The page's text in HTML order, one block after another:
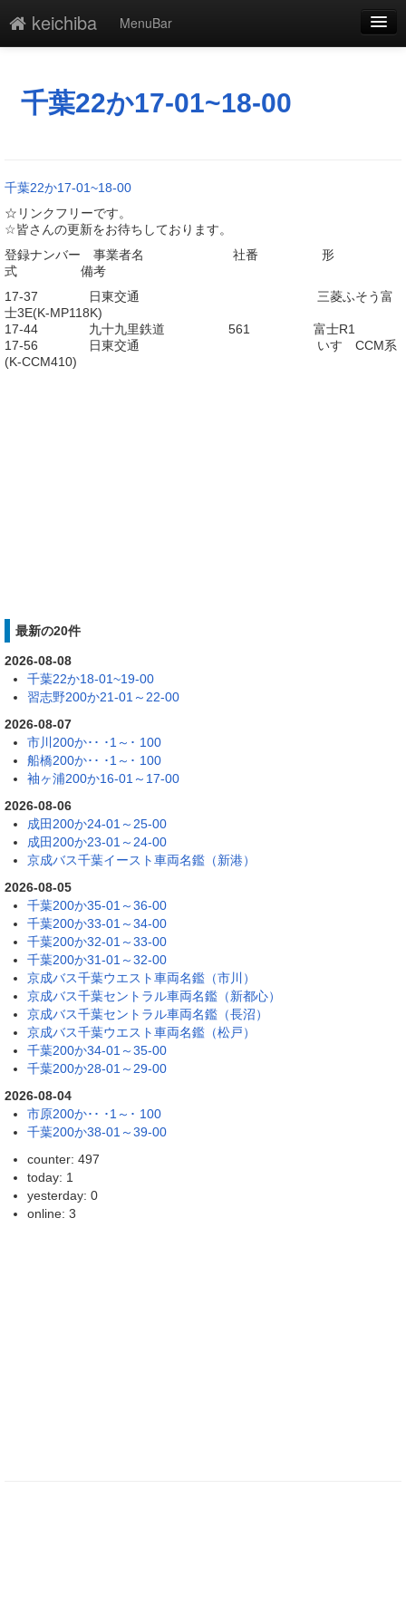
keichiba
MenuBar
添付
最終更新
一覧
単語検索
千葉22か17-01~18-00
千葉22か17-01~18-00
☆リンクフリーです。
☆皆さんの更新をお待ちしております。
登録ナンバー 事業者名 社番 形
式 備考
17-37 日東交通 三菱ふそう富
士3E(K-MP118K)
17-44 九十九里鉄道 561 富士R1
17-56 日東交通 いすゞCCM系
(K-CCM410)
最新の20件
2026-08-08
千葉22か18-01~19-00
習志野200か21-01～22-00
2026-08-07
市川200か･･ ･1～･ 100
船橋200か･･ ･1～･ 100
袖ヶ浦200か16-01～17-00
2026-08-06
成田200か24-01～25-00
成田200か23-01～24-00
京成バス千葉イースト車両名鑑（新港）
2026-08-05
千葉200か35-01～36-00
千葉200か33-01～34-00
千葉200か32-01～33-00
千葉200か31-01～32-00
京成バス千葉ウエスト車両名鑑（市川）
京成バス千葉セントラル車両名鑑（新都心）
京成バス千葉セントラル車両名鑑（長沼）
京成バス千葉ウエスト車両名鑑（松戸）
千葉200か34-01～35-00
千葉200か28-01～29-00
2026-08-04
市原200か･･ ･1～･ 100
千葉200か38-01～39-00
counter: 497
today: 1
yesterday: 0
online: 3